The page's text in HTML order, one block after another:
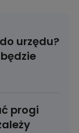
urzędu?
progi